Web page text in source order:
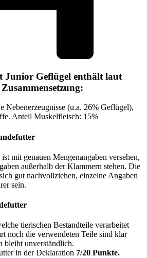
Junior Geflügel enthält laut
Nebenerzeugnisse (u.a. 26% Geflügel),
Anteil Muskelfleisch: 15%
mit genauen Mengenangaben versehen,
außerhalb der Klammern stehen. Die
gut nachvollziehen, einzelne Angaben
sein.
tierischen Bestandteile verarbeitet
noch die verwendeten Teile sind klar
bleibt unverständlich.
in der Deklaration 7/20 Punkte.